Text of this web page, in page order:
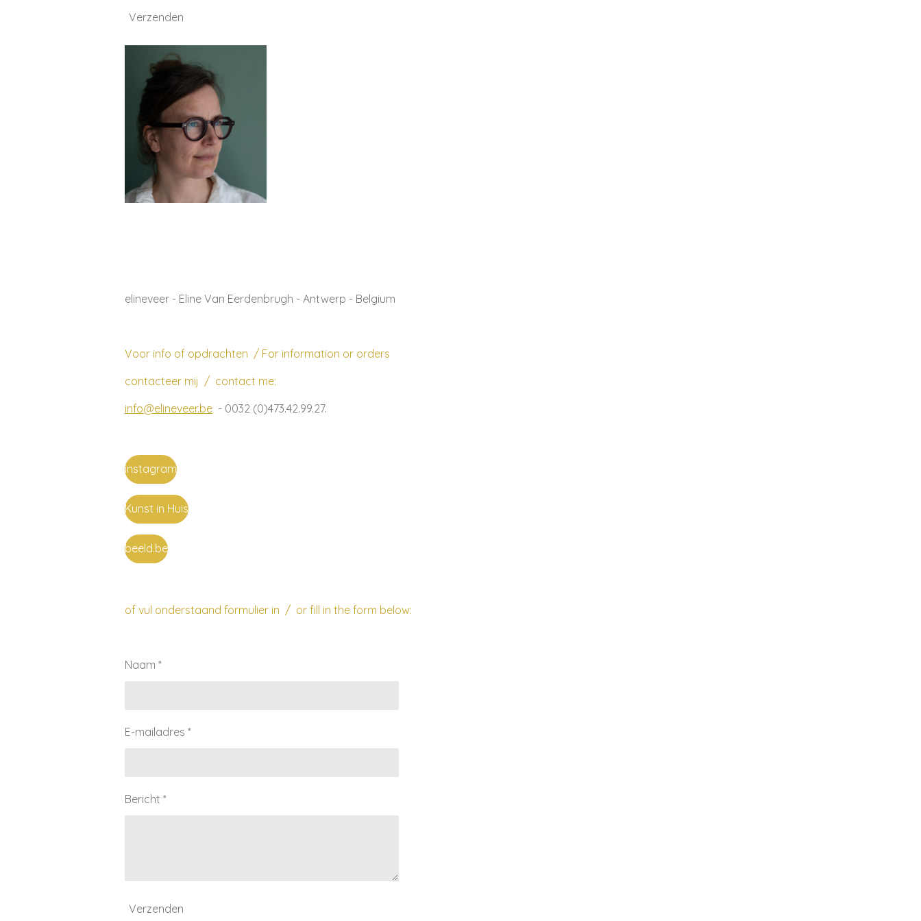
Verzenden
elineveer - Eline Van Eerdenbrugh - Antwerp - Belgium
Voor info of opdrachten / For information or orders
contacteer mij / contact me:
info@elineveer.be - 0032 (0)473.42.99.27.
instagram
Kunst in Huis
beeld.be
of vul onderstaand formulier in / or fill in the form below:
Naam *
E-mailadres *
Bericht *
Verzenden